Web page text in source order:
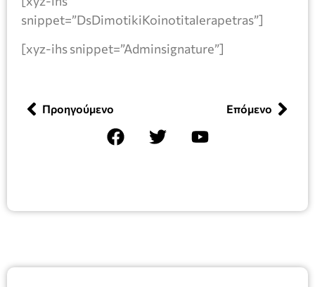
snippet=”DsDimotikiKoinotitaIerapetras”]
[xyz-ihs snippet=”Adminsignature”]
Προηγούμενο Επόμενο